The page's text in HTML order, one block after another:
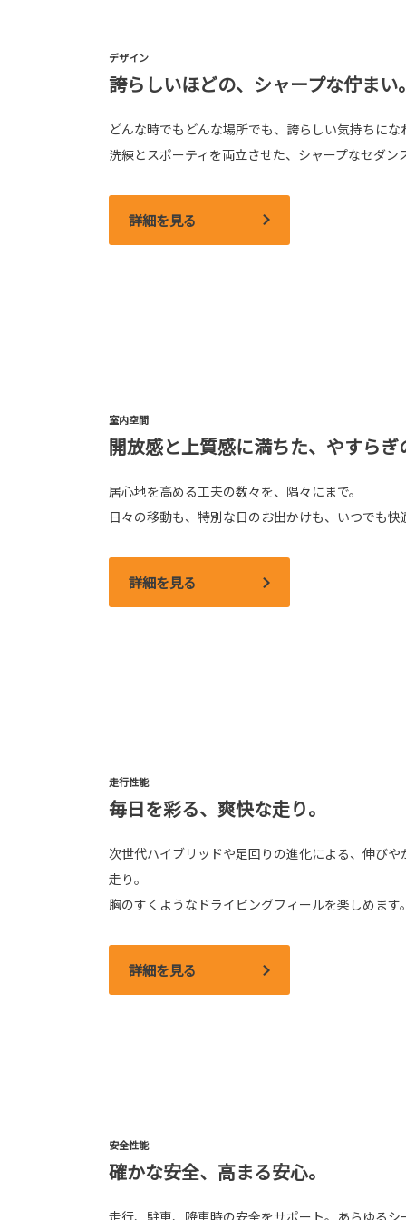
デザイン
誇らしいほどの、シャープな佇まい
どんな時でもどんな場所でも、誇らしい気持ちにな
洗練とスポーティを両立させた、シャープなセダン
詳細を見る
室内空間
開放感と上質感に満ちた、やすらぎ
居心地を高める工夫の数々を、隅々にまで。
日々の移動も、特別な日のお出かけも、いつでも
詳細を見る
走行性能
毎日を彩る、爽快な走り。
次世代ハイブリッドや足回りの進化による、伸び
走り。
胸のすくようなドライビングフィールを楽しめます
詳細を見る
安全性能
確かな安全、高まる安心。
走行、駐車、降車時の安全をサポート。あらゆるシ